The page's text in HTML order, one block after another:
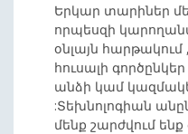
Երկար տարիներ
որպեսզի
օնլայն
հուսալի գործընկեր
անձի կամ
:Տեխնոլոգիան
մենք շարժվում